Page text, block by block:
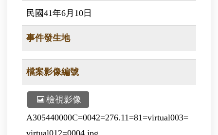
民國41年6月10日
事件發生地
檔案影像編號
檢視影像
A305440000C=0042=276.11=81=virtual003=